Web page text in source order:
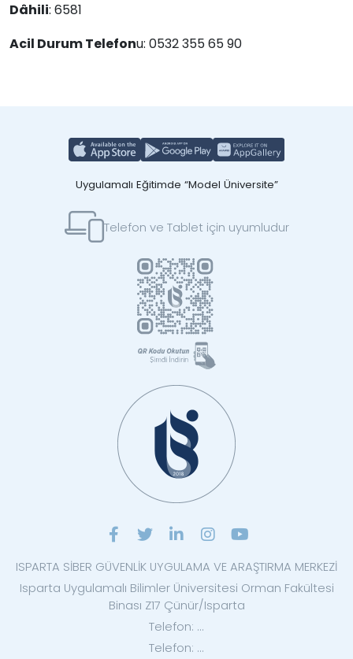
Dâhili: 6581
Acil Durum Telefonu: 0532 355 65 90
Uygulamalı Eğitimde “Model Üniversite”
Telefon ve Tablet için uyumludur
ISPARTA SİBER GÜVENLİK UYGULAMA VE ARAŞTIRMA MERKEZİ
Isparta Uygulamalı Bilimler Üniversitesi Orman Fakültesi
Binası Z17 Çünür/Isparta
Telefon: ...
Telefon: ...